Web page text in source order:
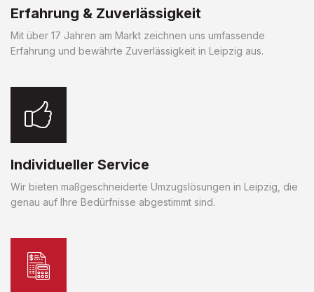
Erfahrung & Zuverlässigkeit
Mit über 17 Jahren am Markt zeichnen uns umfassende
Erfahrung und bewährte Zuverlässigkeit in Leipzig aus.
Individueller Service
Wir bieten maßgeschneiderte Umzugslösungen in Leipzig, die
genau auf Ihre Bedürfnisse abgestimmt sind.